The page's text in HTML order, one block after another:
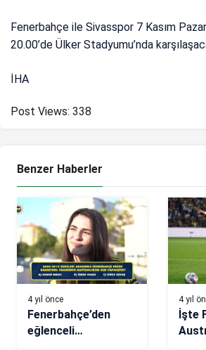
Fenerbahçe ile Sivasspor 7 Kasım
20.00’de Ülker Stadyumu’nda
İHA
Post Views: 338
Benzer Haberler
4 yıl önce
Fenerbahçe’den
eğlenceli
4 yıl
İşte